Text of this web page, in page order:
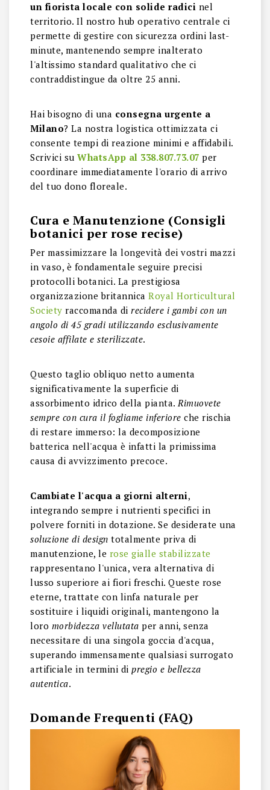
un fiorista locale con solide radici nel
territorio. Il nostro hub operativo centrale ci
permette di gestire con sicurezza ordini last-
minute, mantenendo sempre inalterato
l'altissimo standard qualitativo che ci
contraddistingue da oltre 25 anni.
Hai bisogno di una consegna urgente a
Milano? La nostra logistica ottimizzata ci
consente tempi di reazione minimi e affidabili.
Scrivici su WhatsApp al 338.807.73.07 per
coordinare immediatamente l'orario di arrivo
del tuo dono floreale.
Cura e Manutenzione (Consigli
botanici per rose recise)
Per massimizzare la longevità dei vostri mazzi
in vaso, è fondamentale seguire precisi
protocolli botanici. La prestigiosa
organizzazione britannica Royal Horticultural
Society raccomanda di recidere i gambi con un
angolo di 45 gradi utilizzando esclusivamente
cesoie affilate e sterilizzate.
Questo taglio obliquo netto aumenta
significativamente la superficie di
assorbimento idrico della pianta.Rimuovete
sempre con cura il fogliame inferiore che rischia
di restare immerso: la decomposizione
batterica nell'acqua è infatti la primissima
causa di avvizzimento precoce.
Cambiate l'acqua a giorni alterni,
integrando sempre i nutrienti specifici in
polvere forniti in dotazione. Se desiderate una
soluzione di design totalmente priva di
manutenzione, le rose gialle stabilizzate
rappresentano l'unica, vera alternativa di
lusso superiore ai fiori freschi. Queste rose
eterne, trattate con linfa naturale per
sostituire i liquidi originali, mantengono la
loro morbidezza vellutata per anni, senza
necessitare di una singola goccia d'acqua,
superando immensamente qualsiasi surrogato
artificiale in termini di pregio e bellezza
autentica.
Domande Frequenti (FAQ)